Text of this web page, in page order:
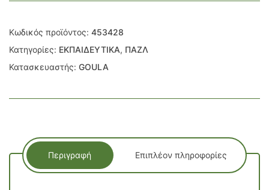
Κωδικός προϊόντος: 453428
Κατηγορίες: ΕΚΠΑΙΔΕΥΤΙΚΑ, ΠΑΖΛ
Κατασκευαστής: GOULA
Περιγραφή Επιπλέον πληροφορίες